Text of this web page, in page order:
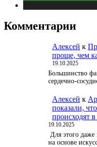
Комментарии
Алексей к
проще, чем
19.10.2025
Большинство
сердечно-
Алексей к
показали,
происходят
19.10.2025
Для этого
на основе